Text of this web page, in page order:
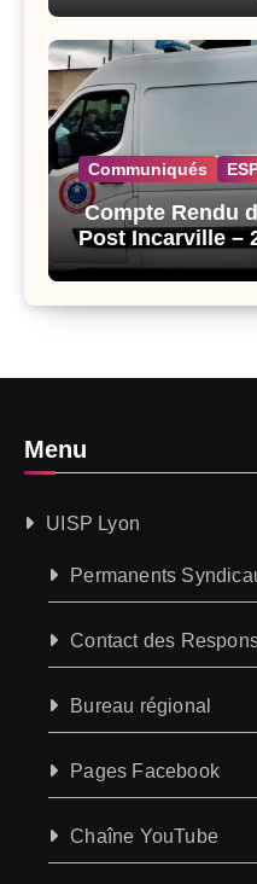
Communiqués
Compte Rendu
Post Incarville –
Menu
UISP Lyon
Permanents
Contact des
Bureau régional
Pages Facebook
Chaîne YouTube